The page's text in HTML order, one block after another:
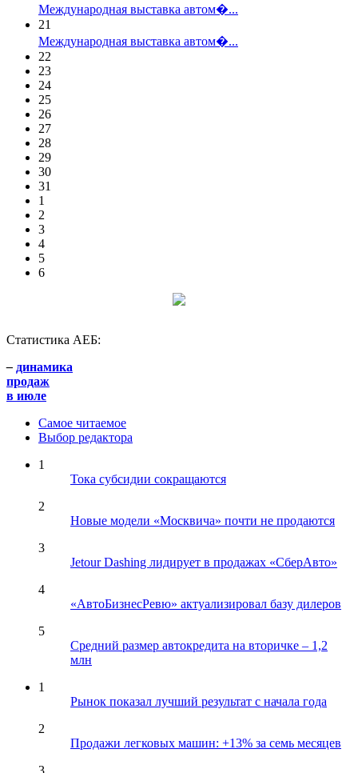
Международная выставка автом�...
21
Международная выставка автом�...
22
23
24
25
26
27
28
29
30
31
1
2
3
4
5
6
Статистика АЕБ:
– динамика
продаж
в июле
Самое читаемое
Выбор редактора
1
Тока субсидии сокращаются
2
Новые модели «Москвича» почти не продаются
3
Jetour Dashing лидирует в продажах «СберАвто»
4
«АвтоБизнесРевю» актуализировал базу дилеров
5
Средний размер автокредита на вторичке – 1,2
млн
1
Рынок показал лучший результат с начала года
2
Продажи легковых машин: +13% за семь месяцев
3